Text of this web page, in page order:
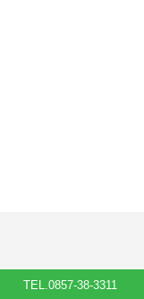
TEL.0857-38-3311